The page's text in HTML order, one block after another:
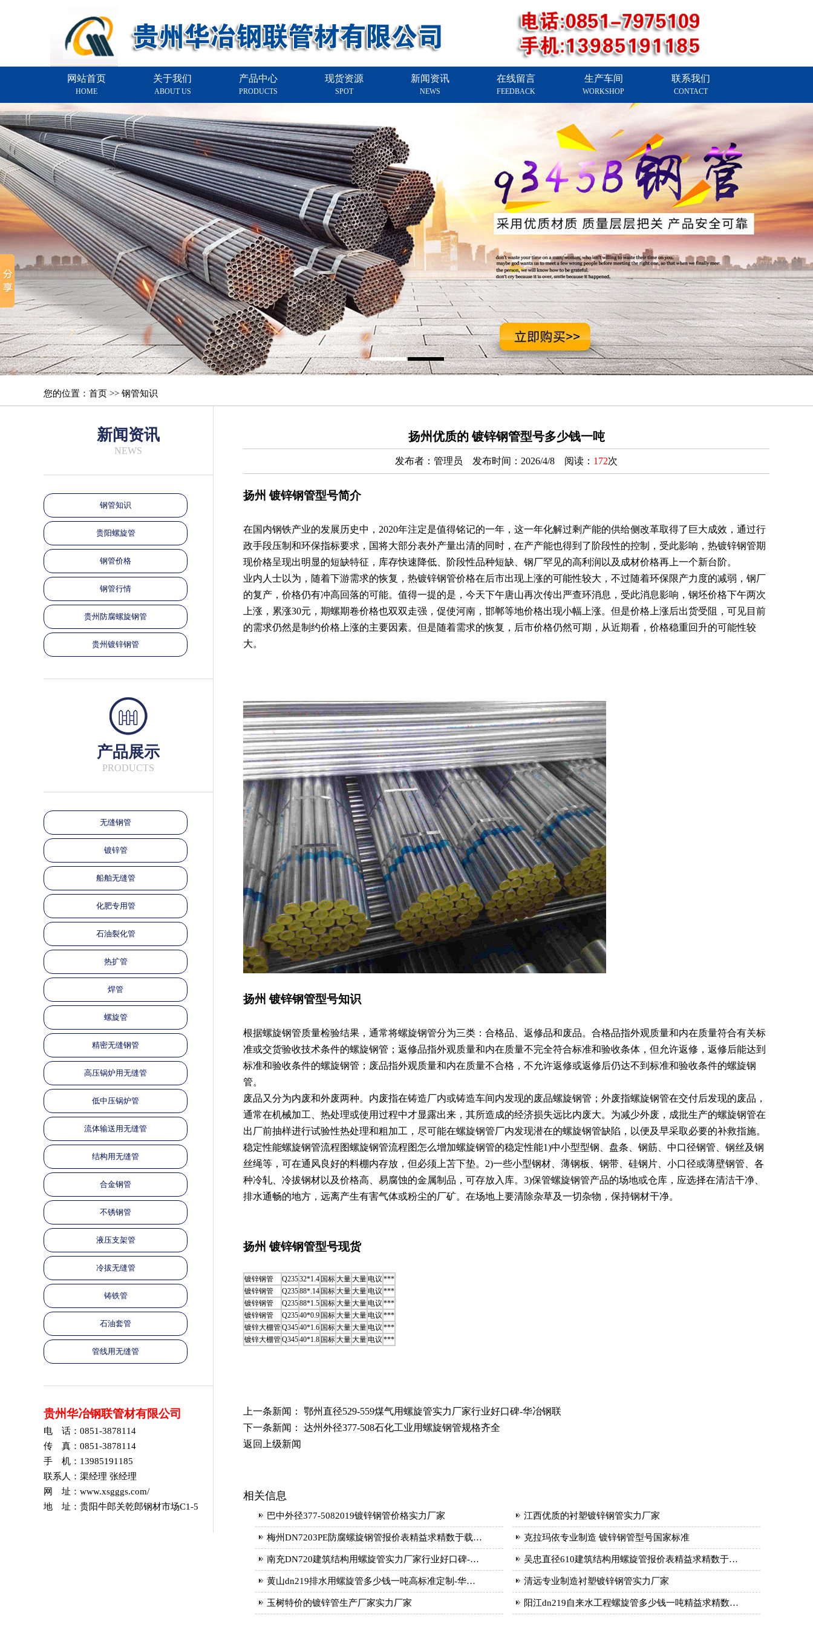
网站首页
HOME
关于我们
ABOUT US
产品中心
PRODUCTS
现货资源
SPOT
新闻资讯
NEWS
在线留言
FEEDBACK
生产车间
WORKSHOP
联系我们
CONTACT
您的位置：首页 >> 钢管知识
新闻资讯
NEWS
钢管知识
贵阳螺旋管
钢管价格
钢管行情
贵州防腐螺旋钢管
贵州镀锌钢管
产品展示
PRODUCTS
无缝钢管
镀锌管
船舶无缝管
化肥专用管
石油裂化管
热扩管
焊管
螺旋管
精密无缝钢管
高压锅炉用无缝管
低中压锅炉管
流体输送用无缝管
结构用无缝管
合金钢管
不锈钢管
液压支架管
冷拔无缝管
铸铁管
石油套管
管线用无缝管
贵州华冶钢联管材有限公司
电 话：0851-3878114
传 真：0851-3878114
手 机：13985191185
联系人：渠经理 张经理
网 址：www.xsgggs.com/
地 址：贵阳牛郎关乾郎钢材市场C1-5
扬州优质的 镀锌钢管型号多少钱一吨
发布者：管理员 发布时间：2026/4/8 阅读： 172次
扬州 镀锌钢管型号简介
在国内钢铁产业的发展历史中，2020年注定是值得铭记的一年，这一年化解过剩产能的供给侧改革取得了巨大成效，通过行
政手段压制和环保指标要求，国将大部分表外产量出清的同时，在产产能也得到了阶段性的控制，受此影响，热镀锌钢管期
现价格呈现出明显的短缺特征，库存快速降低、阶段性品种短缺、钢厂罕见的高利润以及成材价格再上一个新台阶。
业内人士以为，随着下游需求的恢复，热镀锌钢管价格在后市出现上涨的可能性较大，不过随着环保限产力度的减弱，钢厂
的复产，价格仍有冲高回落的可能。值得一提的是，今天下午唐山再次传出严查环消息，受此消息影响，钢坯价格下午两次
上涨，累涨30元，期螺期卷价格也双双走强，促使河南，邯郸等地价格出现小幅上涨。但是价格上涨后出货受阻，可见目前
的需求仍然是制约价格上涨的主要因素。但是随着需求的恢复，后市价格仍然可期，从近期看，价格稳重回升的可能性较
大。
扬州 镀锌钢管型号知识
根据螺旋钢管质量检验结果，通常将螺旋钢管分为三类：合格品、返修品和废品。合格品指外观质量和内在质量符合有关标
准或交货验收技术条件的螺旋钢管；返修品指外观质量和内在质量不完全符合标准和验收条体，但允许返修，返修后能达到
标准和验收条件的螺旋钢管；废品指外观质量和内在质量不合格，不允许返修或返修后仍达不到标准和验收条件的螺旋钢
管。
废品又分为内废和外废两种。内废指在铸造厂内或铸造车间内发现的废品螺旋钢管；外废指螺旋钢管在交付后发现的废品，
通常在机械加工、热处理或使用过程中才显露出来，其所造成的经济损失远比内废大。为减少外废，成批生产的螺旋钢管在
出厂前抽样进行试验性热处理和粗加工，尽可能在螺旋钢管厂内发现潜在的螺旋钢管缺陷，以便及早采取必要的补救指施。
稳定性能螺旋钢管流程图螺旋钢管流程图怎么增加螺旋钢管的稳定性能1)中小型型钢、盘条、钢筋、中口径钢管、钢丝及钢
丝绳等，可在通风良好的料棚内存放，但必须上苫下垫。2)一些小型钢材、薄钢板、钢带、硅钢片、小口径或薄壁钢管、各
种冷轧、冷拔钢材以及价格高、易腐蚀的金属制品，可存放入库。3)保管螺旋钢管产品的场地或仓库，应选择在清洁干净、
排水通畅的地方，远离产生有害气体或粉尘的厂矿。在场地上要清除杂草及一切杂物，保持钢材干净。
扬州 镀锌钢管型号现货
镀锌钢管 Q23532*1.4 国标大量大量电议 ***
镀锌钢管
Q23588*.14 国标大量大量电议 ***
镀锌钢管
Q23588*1.5 国标大量大量电议 ***
镀锌钢管
Q23540*0.9 国标大量大量电议 ***
镀锌大棚管Q34540*1.6 国标大量大量电议 ***
镀锌大棚管Q34540*1.8 国标大量大量电议 ***
上一条新闻： 鄂州直径529-559煤气用螺旋管实力厂家行业好口碑-华冶钢联
下一条新闻： 达州外径377-508石化工业用螺旋钢管规格齐全
返回上级新闻
相关信息
巴中外径377-5082019镀锌钢管价格实力厂家 江西优质的衬塑镀锌钢管实力厂家
梅州DN7203PE防腐螺旋钢管报价表精益求精数于载… 克拉玛依专业制造 镀锌钢管型号国家标准
南充DN720建筑结构用螺旋管实力厂家行业好口碑-… 吴忠直径610建筑结构用螺旋管报价表精益求精数于…
黄山dn219排水用螺旋管多少钱一吨高标准定制-华… 清远专业制造衬塑镀锌钢管实力厂家
玉树特价的镀锌管生产厂家实力厂家 阳江dn219自来水工程螺旋管多少钱一吨精益求精数…